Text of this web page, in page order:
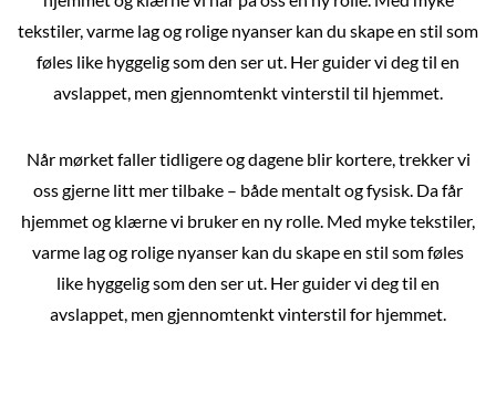
tekstiler, varme lag og rolige nyanser kan du skape en stil som
føles like hyggelig som den ser ut. Her guider vi deg til en
avslappet, men gjennomtenkt vinterstil til hjemmet.
Når mørket faller tidligere og dagene blir kortere, trekker vi
oss gjerne litt mer tilbake – både mentalt og fysisk. Da får
hjemmet og klærne vi bruker en ny rolle. Med myke tekstiler,
varme lag og rolige nyanser kan du skape en stil som føles
like hyggelig som den ser ut. Her guider vi deg til en
avslappet, men gjennomtenkt vinterstil for hjemmet.